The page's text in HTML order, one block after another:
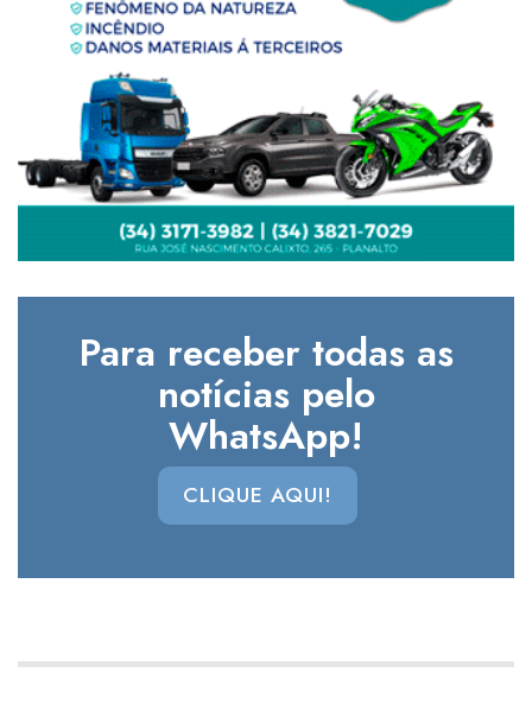
Para receber todas as
notícias pelo
WhatsApp!
CLIQUE AQUI!